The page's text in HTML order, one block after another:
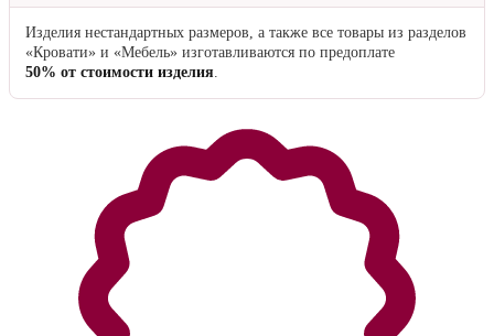
Изделия нестандартных размеров, а также все товары из разделов
«Кровати» и «Мебель» изготавливаются по предоплате
50% от стоимости изделия